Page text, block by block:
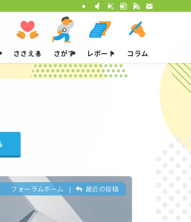
ささえる さがす レポート コラム
フォーラムホーム | 最近の投稿